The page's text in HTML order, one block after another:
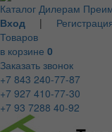
Каталог Дилерам
Вход |
Товаров
в корзине 0
Заказать звонок
+7 843 240-77-87
+7 927 410-77-30
+7 93 7288 40-92